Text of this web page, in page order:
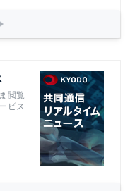
閲覧
ビス